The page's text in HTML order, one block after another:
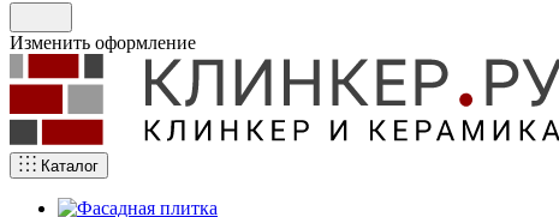
Изменить оформление
Каталог